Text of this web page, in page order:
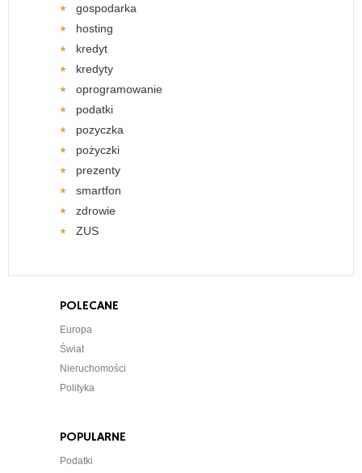
gospodarka
hosting
kredyt
kredyty
oprogramowanie
podatki
pozyczka
pożyczki
prezenty
smartfon
zdrowie
ZUS
POLECANE
Europa
Świat
Nieruchomości
Polityka
POPULARNE
Podatki